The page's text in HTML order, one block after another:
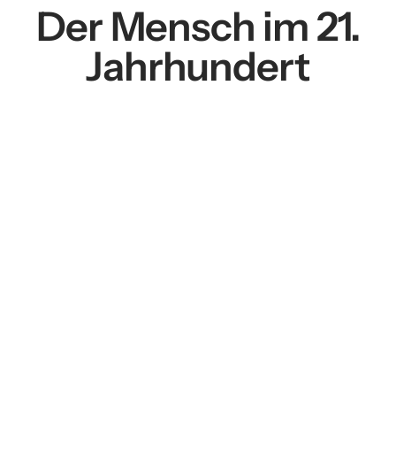
Der Mensch im 21.
Jahrhundert